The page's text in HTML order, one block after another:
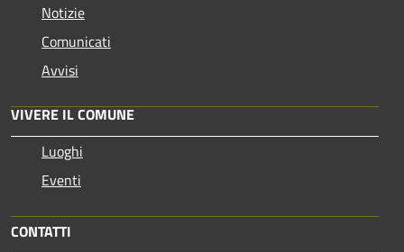
Notizie
Comunicati
Avvisi
VIVERE IL COMUNE
Luoghi
Eventi
CONTATTI